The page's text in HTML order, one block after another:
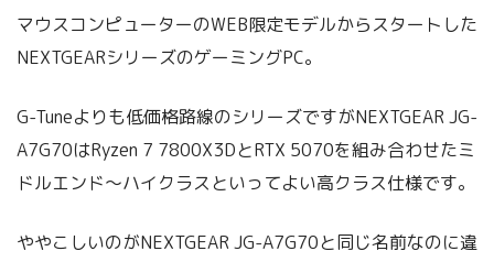
マウスコンピューターのWEB限定モデルからスタートした
NEXTGEARシリーズのゲーミングPC。
G-Tuneよりも低価格路線のシリーズですがNEXTGEAR JG-
A7G70はRyzen 7 7800X3DとRTX 5070を組み合わせたミ
ドルエンド～ハイクラスといってよい高クラス仕様です。
ややこしいのがNEXTGEAR JG-A7G70と同じ名前なのに違